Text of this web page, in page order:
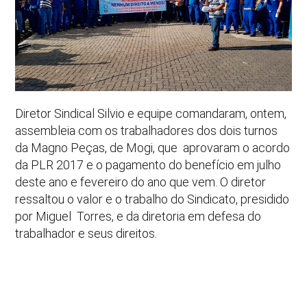
Diretor Sindical Silvio e equipe comandaram, ontem,
assembleia com os trabalhadores dos dois turnos
da Magno Peças, de Mogi, que aprovaram o acordo
da PLR 2017 e o pagamento do benefício em julho
deste ano e fevereiro do ano que vem. O diretor
ressaltou o valor e o trabalho do Sindicato, presidido
por Miguel Torres, e da diretoria em defesa do
trabalhador e seus direitos.